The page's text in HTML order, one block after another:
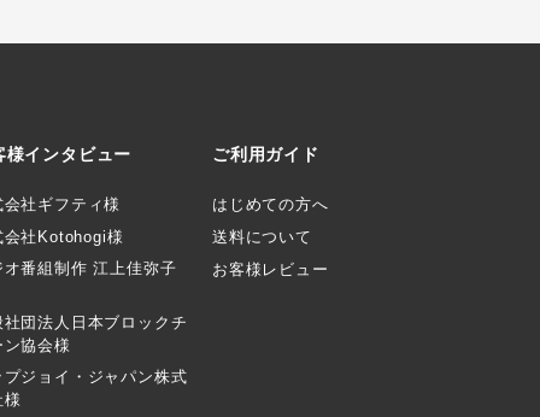
様インタビュー
会社ギフティ様
会社Kotohogi様
オ番組制作 江上佳弥子
社団法人日本ブロックチ
ン協会様
プジョイ・ジャパン株式
様
ご利用ガイド
はじめての方へ
送料について
お客様レビュー